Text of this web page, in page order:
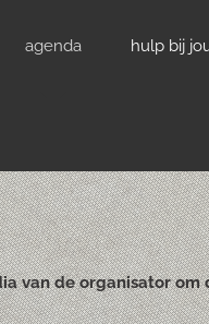
agenda hulp bij
van de organisator om